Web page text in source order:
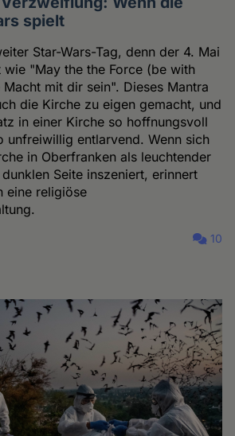
spielt
Star-Wars-Tag, denn der 4. Mai
"May the the Force (be with
mit dir sein". Dieses Mantra
die Kirche zu eigen gemacht, und
in einer Kirche so hoffnungsvoll
unfreiwillig entlarvend. Wenn sich
in Oberfranken als leuchtender
Seite inszeniert, erinnert
eine religiöse
10